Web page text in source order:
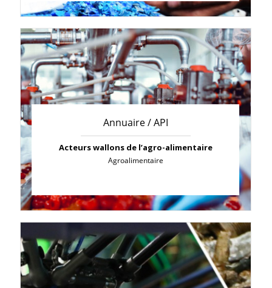
Annuaire / API
Acteurs wallons de l’agro-alimentaire
Agroalimentaire